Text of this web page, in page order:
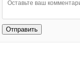
Отправить